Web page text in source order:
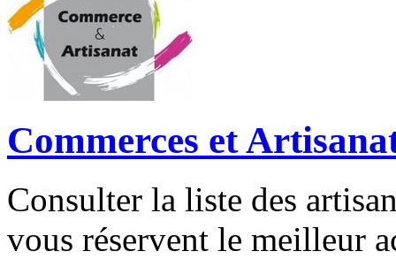
Commerces et
Consulter la liste des
vous réservent le meilleur